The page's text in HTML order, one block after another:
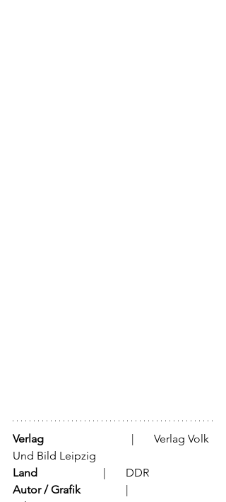
Verlag
Und Bild Leipzig
Land
			  |	DDR
Autor / Grafik